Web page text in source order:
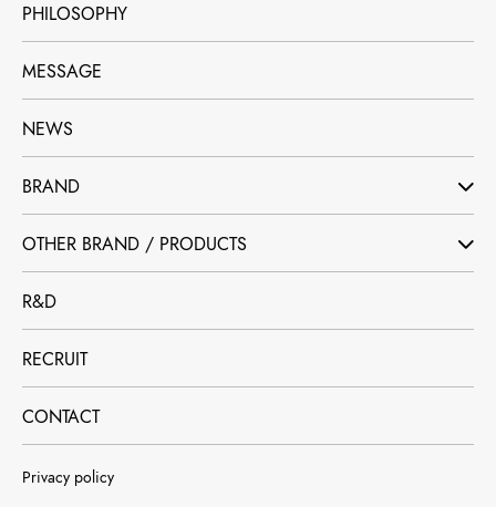
PHILOSOPHY
MESSAGE
NEWS
BRAND
OTHER BRAND / PRODUCTS
R&D
RECRUIT
CONTACT
Privacy policy